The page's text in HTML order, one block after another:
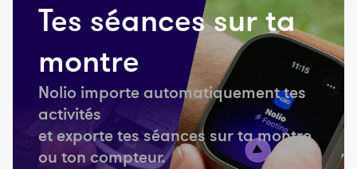
Tes séances sur ta
montre
Nolio importe automatiquement tes
activités
et exporte tes séances sur ta montre
ou ton compteur.